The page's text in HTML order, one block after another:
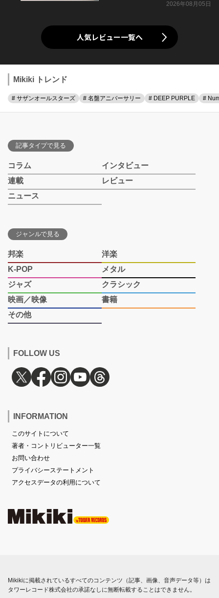
2026年08月05日
人気レビュー一覧へ
Mikiki トレンド
# サザンオールスターズ # 名盤アニバーサリー # DEEP PURPLE #
記事タイプで見る
コラム
インタビュー
連載
レビュー
ニュース
ジャンルで見る
邦楽
洋楽
K-POP
メタル
ジャズ
クラシック
映画／映像
書籍
その他
FOLLOW US
INFORMATION
このサイトについて
著者・コントリビューター一覧
お問い合わせ
プライバシーステートメント
アクセスデータの利用について
Mikikiに掲載されているすべてのコンテンツ（記事、画像、音声データ等）は
タワーレコード株式会社の承諾なしに無断転載することはできません。